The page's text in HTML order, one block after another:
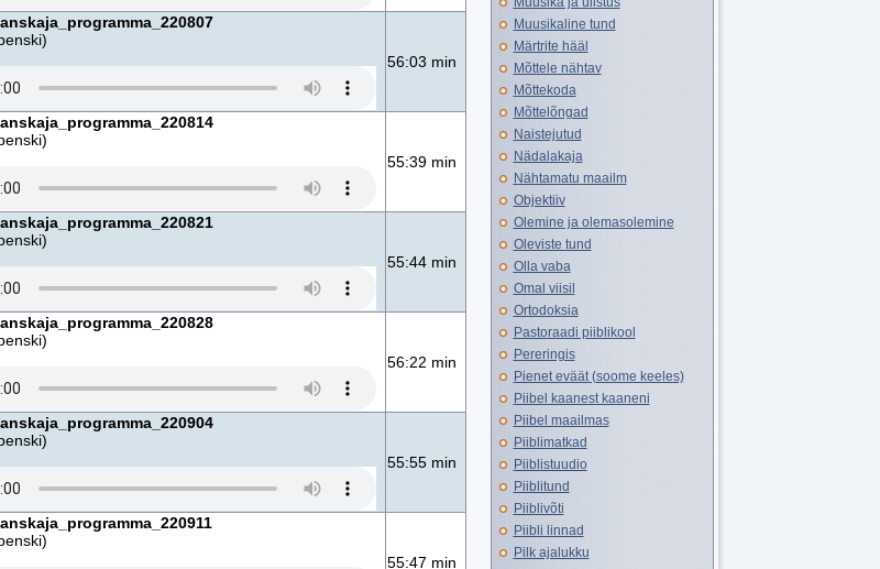
56:03 min
55:39 min
55:44 min
56:22 min
55:55 min
55:47 min
Muusikaline tund
Märtrite hääl
Mõttele nähtav
Mõttekoda
Mõttelõngad
Naistejutud
Nädalakaja
Nähtamatu maailm
Objektiiv
Olemine ja olemasolemine
Oleviste tund
Olla vaba
Omal viisil
Ortodoksia
Pastoraadi piiblikool
Pereringis
Pienet eväät (soome keeles)
Piibel kaanest kaaneni
Piibel maailmas
Piiblimatkad
Piiblistuudio
Piiblitund
Piiblivõti
Piibli linnad
Pilk ajalukku